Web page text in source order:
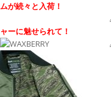
ムが続々と入荷！
ャーに魅せられて！